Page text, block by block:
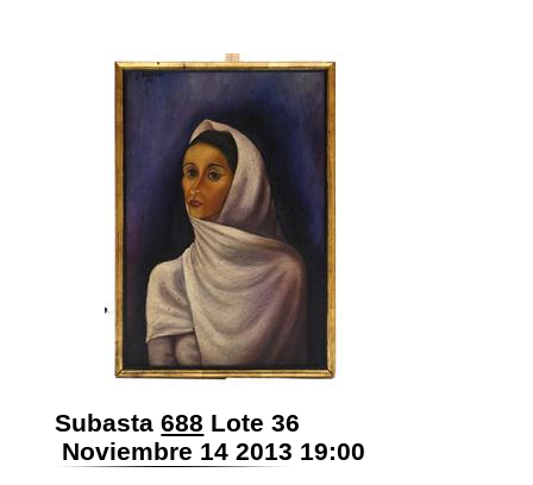
Subasta 688 Lote 36
Noviembre 14 2013 19:00